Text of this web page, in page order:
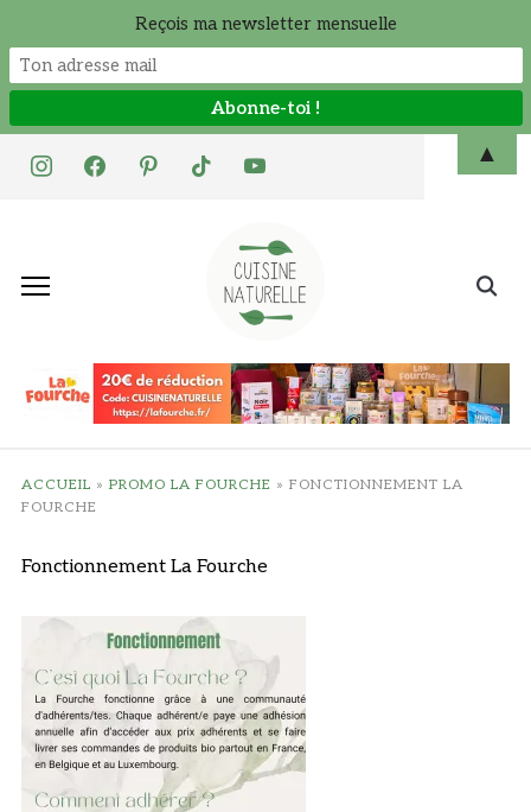
instagramfacebookpinteresttiktok youtube
Search
ACCUEIL » PROMO LA FOURCHE » FONCTIONNEMENT LA
FOURCHE
Fonctionnement La Fourche
Reçois ma newsletter mensuelle
▲